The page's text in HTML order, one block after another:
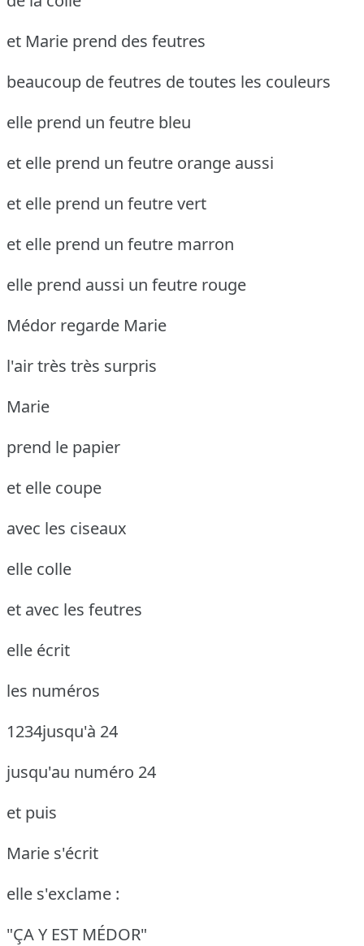
et Marie prend des feutres
beaucoup de feutres de toutes les couleurs
elle prend un feutre bleu
et elle prend un feutre orange aussi
et elle prend un feutre vert
et elle prend un feutre marron
elle prend aussi un feutre rouge
Médor regarde Marie
l'air très très surpris
Marie
prend le papier
et elle coupe
avec les ciseaux
elle colle
et avec les feutres
elle écrit
les numéros
1234jusqu'à 24
jusqu'au numéro 24
et puis
Marie s'écrit
elle s'exclame :
"ÇA Y EST MÉDOR"